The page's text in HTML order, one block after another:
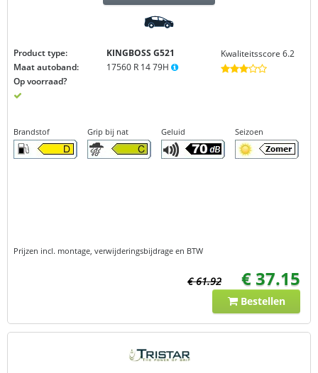
Product type:
KINGBOSS G521
Maat autoband:
17560 R 14 79H
Op voorraad?
Kwaliteitsscore 6.2
Brandstof Grip bij nat Geluid Seizoen
Prijzen incl. montage, verwijderingsbijdrage en BTW
€ 61.92 € 37.15
Bestellen